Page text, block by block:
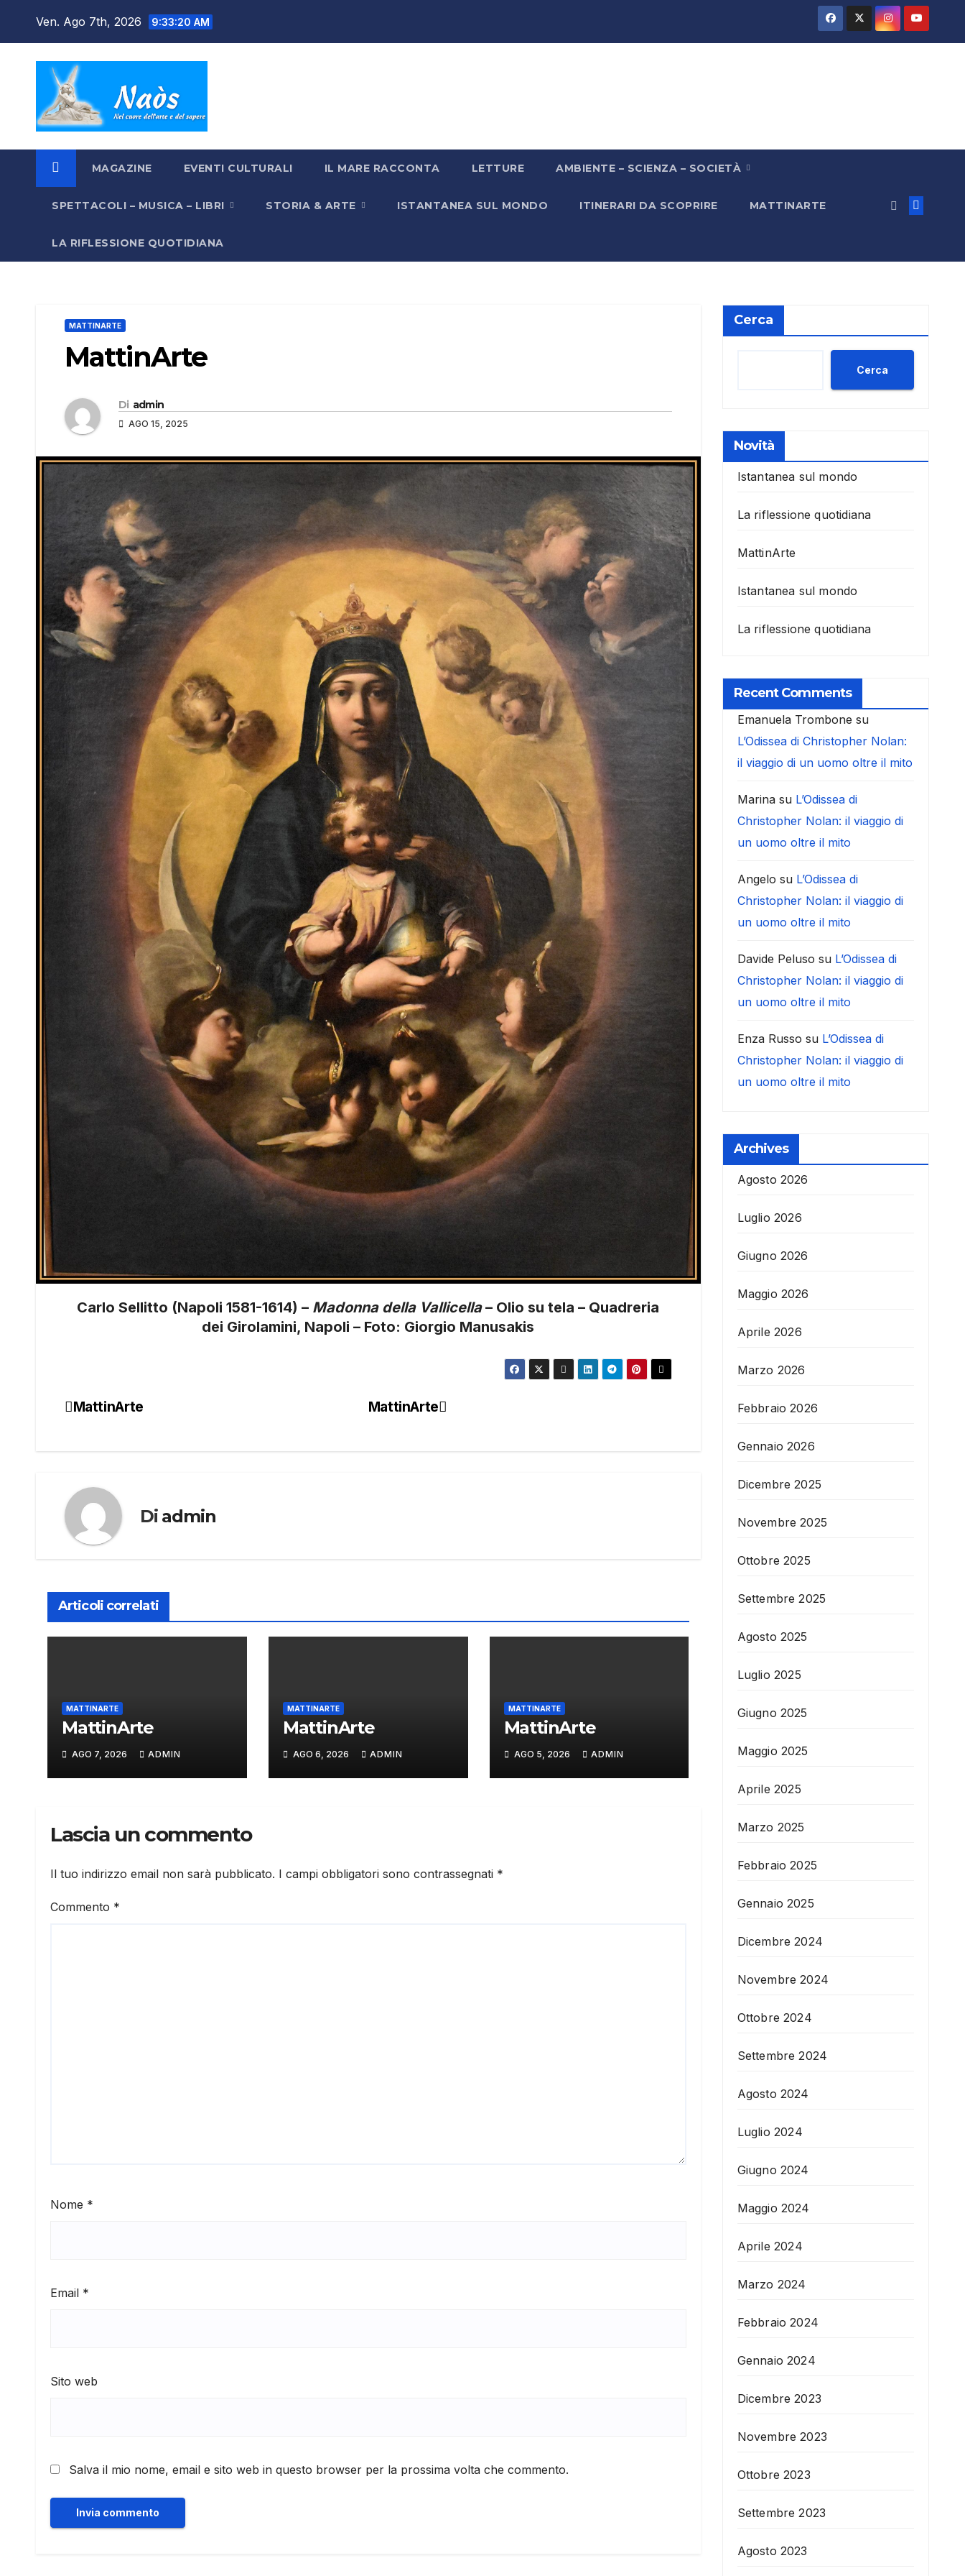
Ven. Ago 7th, 2026 9:33:21 AM
MAGAZINE EVENTI CULTURALI IL MARE RACCONTA LETTURE AMBIENTE – SCIENZA – SOCIETÀ
SPETTACOLI – MUSICA – LIBRI STORIA & ARTE ISTANTANEA SUL MONDO ITINERARI DA SCOPRIRE MATTINARTE
LA RIFLESSIONE QUOTIDIANA
MATTINARTE
MattinArte
Di admin
AGO 15, 2025
Carlo Sellitto (Napoli 1581-1614) – Madonna della Vallicella– Olio su tela – Quadreria
dei Girolamini, Napoli – Foto: Giorgio Manusakis
Navigazione
MattinArte
MattinArte
Di admin
Articoli correlati
MATTINARTE
MattinArte
AGO 7, 2026 ADMIN
MATTINARTE
MattinArte
AGO 6, 2026 ADMIN
MATTINARTE
MattinArte
AGO 5, 2026 ADMIN
Lascia un commento
Il tuo indirizzo email non sarà pubblicato. I campi obbligatori sono contrassegnati *
Commento *
Nome *
Email *
Sito web
Salva il mio nome, email e sito web in questo browser per la prossima volta che commento.
Cerca
Cerca
Novità
Istantanea sul mondo
La riflessione quotidiana
MattinArte
Istantanea sul mondo
La riflessione quotidiana
Recent Comments
Emanuela Trombone su
L’Odissea di Christopher Nolan:
il viaggio di un uomo oltre il mito
Marinasu L’Odissea di
Christopher Nolan: il viaggio di
un uomo oltre il mito
Angelo su L’Odissea di
Christopher Nolan: il viaggio di
un uomo oltre il mito
Davide Peluso su L’Odissea di
Christopher Nolan: il viaggio di
un uomo oltre il mito
Enza Russo su L’Odissea di
Christopher Nolan: il viaggio di
un uomo oltre il mito
Archives
Agosto 2026
Luglio 2026
Giugno 2026
Maggio 2026
Aprile 2026
Marzo 2026
Febbraio 2026
Gennaio 2026
Dicembre 2025
Novembre 2025
Ottobre 2025
Settembre 2025
Agosto 2025
Luglio 2025
Giugno 2025
Maggio 2025
Aprile 2025
Marzo 2025
Febbraio 2025
Gennaio 2025
Dicembre 2024
Novembre 2024
Ottobre 2024
Settembre 2024
Agosto 2024
Luglio 2024
Giugno 2024
Maggio 2024
Aprile 2024
Marzo 2024
Febbraio 2024
Gennaio 2024
Dicembre 2023
Novembre 2023
Ottobre 2023
Settembre 2023
Agosto 2023